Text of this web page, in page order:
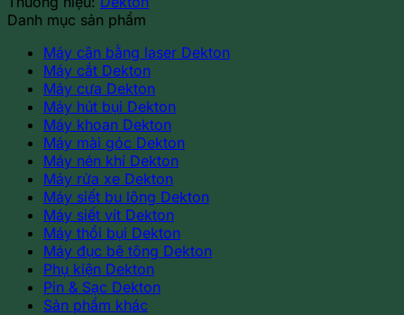
Danh mục sản phẩm
Máy cân bằng laser Dekton
Máy cắt Dekton
Máy cưa Dekton
Máy hút bụi Dekton
Máy khoan Dekton
Máy mài góc Dekton
Máy nén khí Dekton
Máy rửa xe Dekton
Máy siết bu lông Dekton
Máy siết vít Dekton
Máy thổi bụi Dekton
Máy đục bê tông Dekton
Phụ kiện Dekton
Pin & Sạc Dekton
Sản phẩm khác